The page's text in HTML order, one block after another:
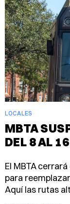
LOCALES
MBTA
DEL 8 AL
El MBTA
para
Aquí las rutas